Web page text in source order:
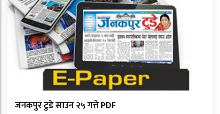
जनकपुर टुडे साउन २५ गत्ते PDF